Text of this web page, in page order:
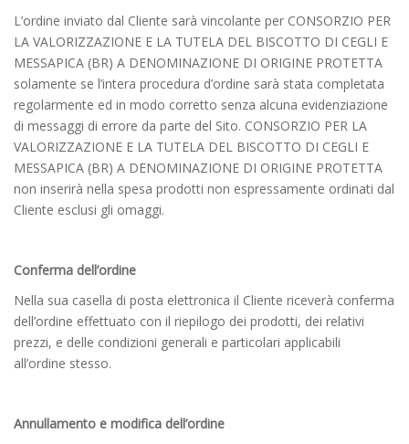
L’ordine inviato dal Cliente sarà vincolante per CONSORZIO PER
LA VALORIZZAZIONE E LA TUTELA DEL BISCOTTO DI CEGLI E
MESSAPICA (BR) A DENOMINAZIONE DI ORIGINE PROTETTA
solamente se l’intera procedura d’ordine sarà stata completata
regolarmente ed in modo corretto senza alcuna evidenziazione
di messaggi di errore da parte del Sito. CONSORZIO PER LA
VALORIZZAZIONE E LA TUTELA DEL BISCOTTO DI CEGLI E
MESSAPICA (BR) A DENOMINAZIONE DI ORIGINE PROTETTA
non inserirà nella spesa prodotti non espressamente ordinati dal
Cliente esclusi gli omaggi.
Conferma dell’ordine
Nella sua casella di posta elettronica il Cliente riceverà conferma
dell’ordine effettuato con il riepilogo dei prodotti, dei relativi
prezzi, e delle condizioni generali e particolari applicabili
all’ordine stesso.
Annullamento e modifica dell’ordine